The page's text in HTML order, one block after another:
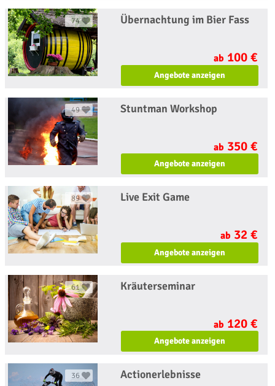
74 Übernachtung im Bier Fass
ab 100 €
Angebote anzeigen
49 Stuntman Workshop
ab 350 €
Angebote anzeigen
89 Live Exit Game
ab 32 €
Angebote anzeigen
61 Kräuterseminar
ab 120 €
Angebote anzeigen
36 Actionerlebnisse